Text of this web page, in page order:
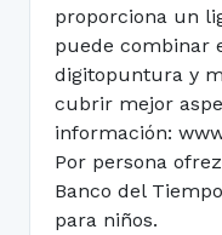
proporciona un
puede combinar
digitopuntura y
cubrir mejor
información:
Por persona
Banco del
para niños.